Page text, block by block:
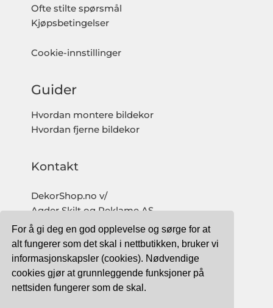
For å gi deg en god opplevelse og sørge for at
alt fungerer som det skal i nettbutikken, bruker vi
informasjonskapsler (cookies). Nødvendige
cookies gjør at grunnleggende funksjoner på
nettsiden fungerer som de skal.
Ofte stilte spørsmål
Kjøpsbetingelser
Cookie-innstillinger
Guider
Hvordan montere bildekor
Hvordan fjerne bildekor
Kontakt
DekorShop.no v/
Agder Skilt og Reklame AS
Org. nr: 997 633 016 MVA
salg@dekorshop.no
Tlf: 959 32 123
09.00 - 16.00